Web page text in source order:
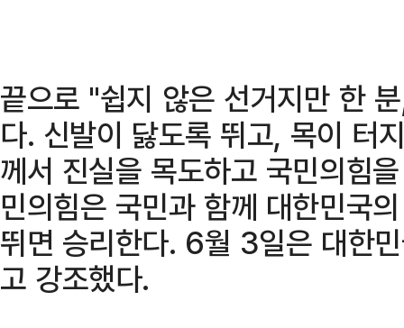
끝으로 "쉽지 않은 선거지만 한
다. 신발이 닳도록 뛰고, 목이 터
께서 진실을 목도하고 국민의힘
민의힘은 국민과 함께 대한민국
뛰면 승리한다. 6월 3일은 대한
고 강조했다.